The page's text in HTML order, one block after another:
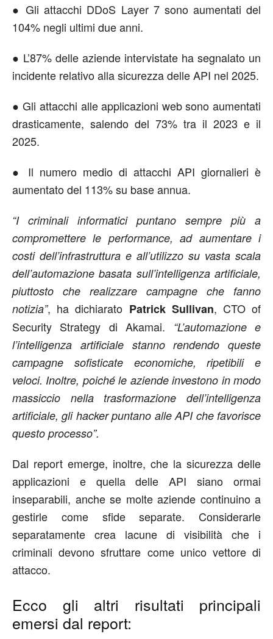
● Gli attacchi DDoS Layer 7 sono aumentati del
104% negli ultimi due anni.
● L’87% delle aziende intervistate ha segnalato un
incidente relativo alla sicurezza delle API nel 2025.
● Gli attacchi alle applicazioni web sono aumentati
drasticamente, salendo del 73% tra il 2023 e il
2025.
● Il numero medio di attacchi API giornalieri è
aumentato del 113% su base annua.
“I criminali informatici puntano sempre più a
compromettere le performance, ad aumentare i
costi dell’infrastruttura e all’utilizzo su vasta scala
dell’automazione basata sull’intelligenza artificiale,
piuttosto che realizzare campagne che fanno
notizia”, ha dichiarato Patrick Sullivan, CTO of
Security Strategy di Akamai. “L’automazione e
l’intelligenza artificiale stanno rendendo queste
campagne sofisticate economiche, ripetibili e
veloci. Inoltre, poiché le aziende investono in modo
massiccio nella trasformazione dell’intelligenza
artificiale, gli hacker puntano alle API che favorisce
questo processo”.
Dal report emerge, inoltre, che la sicurezza delle
applicazioni e quella delle API siano ormai
inseparabili, anche se molte aziende continuino a
gestirle come sfide separate. Considerarle
separatamente crea lacune di visibilità che i
criminali devono sfruttare come unico vettore di
attacco.
Ecco gli altri risultati principali
emersi dal report: